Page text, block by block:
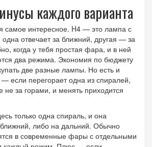
каждого варианта
самое интересное. H4 — это лампа с
отвечает за ближний, другая — за
когда у тебя простая фара, и в ней
два режима. Экономия по бюджету
две разные лампы. Но есть и
если перегорает одна из спиралей,
не за горами, и менять приходится
только одна спираль, и она
либо на дальний. Обычно
в современные фары с отдельными